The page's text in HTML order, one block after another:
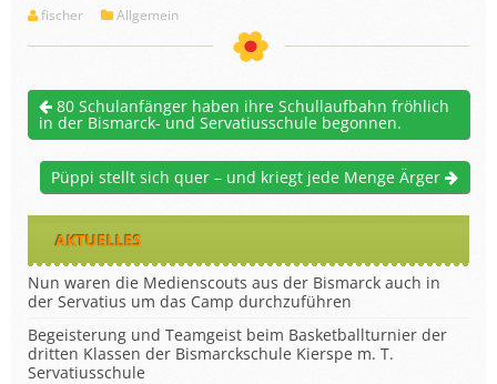
fischer Allgemein
80 Schulanfänger haben ihre Schullaufbahn fröhlich
in der Bismarck- und Servatiusschule begonnen.
Püppi stellt sich quer – und kriegt jede Menge Ärger
AKTUELLES
Nun waren die Medienscouts aus der Bismarck auch in
der Servatius um das Camp durchzuführen
Begeisterung und Teamgeist beim Basketballturnier der
dritten Klassen der Bismarckschule Kierspe m. T.
Servatiusschule